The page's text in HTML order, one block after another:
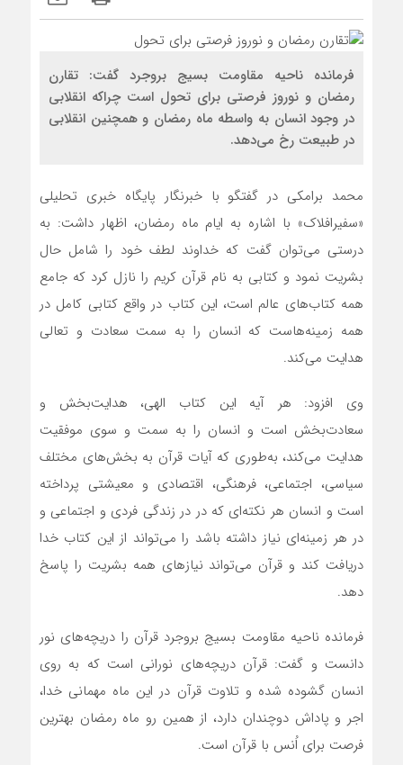
فرمانده ناحیه مقاومت بسیج بروجرد گفت: تقارن
رمضان و نوروز فرصتی برای تحول است چراکه انقلابی
در وجود انسان به‌ واسطه ماه رمضان و همچنین انقلابی
در طبیعت رخ می‌دهد.
محمد برامکی در گفتگو با خبرنگار پایگاه خبری تحلیلی
«سفیرافلاک» با اشاره به ایام ماه رمضان، اظهار داشت: به
درستی می‌توان گفت که خداوند لطف خود را شامل حال
بشریت نمود و کتابی به نام قرآن کریم را نازل کرد که جامع
همه کتاب‌های عالم است، این کتاب در واقع کتابی کامل در
همه زمینه‌هاست که انسان را به سمت سعادت و تعالی
هدایت می‌کند.
وی افزود: هر آیه این کتاب الهی، هدایت‌بخش و
سعادت‌بخش است و انسان را به سمت و سوی موفقیت
هدایت می‌کند، به‌طوری که آیات قرآن به بخش‌های مختلف
سیاسی، اجتماعی، فرهنگی، اقتصادی و معیشتی پرداخته
است و انسان هر نکته‌ای که در در زندگی فردی و اجتماعی و
در هر زمینه‌ای نیاز داشته باشد را می‌تواند از این کتاب خدا
دریافت کند و قرآن می‌تواند نیازهای همه بشریت را پاسخ
دهد.
فرمانده ناحیه مقاومت بسیج بروجرد قرآن را دریچه‌های نور
دانست و گفت: قرآن دریچه‌های نورانی است که به روی
انسان گشوده شده و تلاوت قرآن در این ماه مهمانی خدا،
اجر و پاداش دوچندان دارد، از همین رو ماه رمضان بهترین
فرصت برای اُنس با قرآن است.